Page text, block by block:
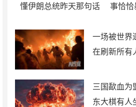
懂伊朗总统昨天那句话
事恰恰
一场被世界
在刷新所有
三国歃血为
东大棋有人